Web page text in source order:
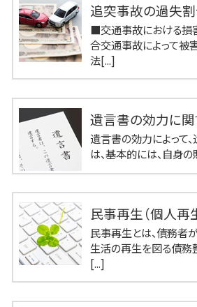
追突事故の過失
■交通事故における損
合交通事故によって被
法[...]
遺言書の効力に関
遺言書の効力によって
は、基本的には、自身の
民事再生（個人再
民事再生とは、債務者
生活の再生を図る債務
[...]